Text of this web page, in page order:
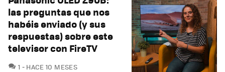
las preguntas que nos
habéis enviado (y sus
respuestas) sobre este
televisor con FireTV
1 COMENTARIOS
HACE 10 MESES